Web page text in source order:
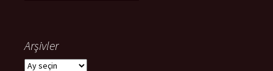
Arşivler
Arşivler